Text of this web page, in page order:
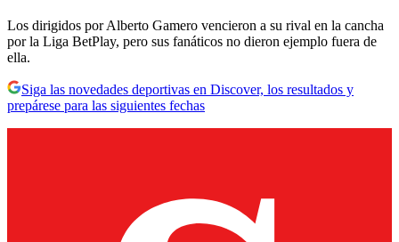
Los dirigidos por Alberto Gamero vencieron a su rival en la cancha
por la Liga BetPlay, pero sus fanáticos no dieron ejemplo fuera de
ella.
Siga las novedades deportivas en Discover, los resultados y
prepárese para las siguientes fechas